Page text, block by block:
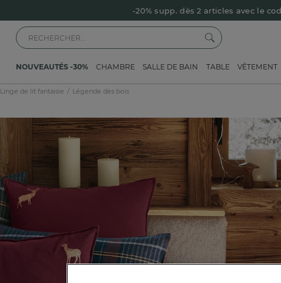
-20% supp. dès 2 articles avec le
NOUVEAUTÉS -30% CHAMBRE SALLE DE BAIN TABLE VÊTEMENT
Linge de lit fantaisie Légende des bois